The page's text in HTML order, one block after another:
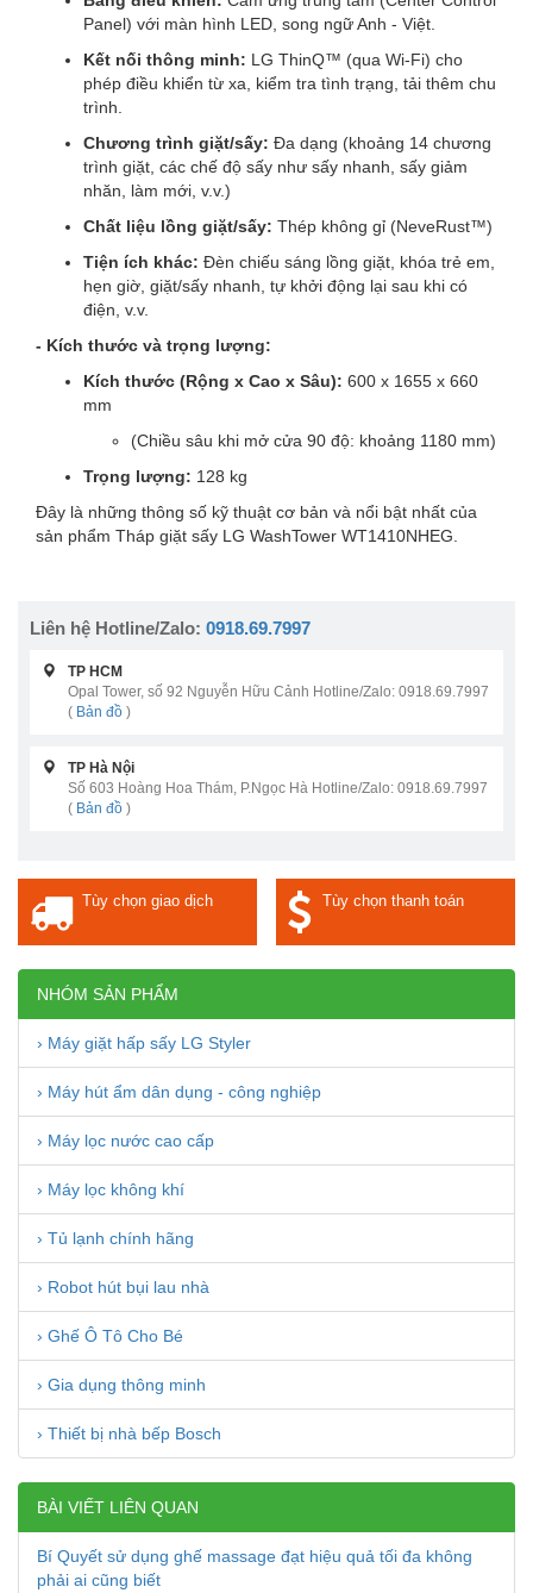
Panel) với màn hình LED, song ngữ Anh - Việt.
Kết nối thông minh: LG ThinQ™ (qua Wi-Fi) cho
phép điều khiển từ xa, kiểm tra tình trạng, tải thêm chu
trình.
Chương trình giặt/sấy: Đa dạng (khoảng 14 chương
trình giặt, các chế độ sấy như sấy nhanh, sấy giảm
nhăn, làm mới, v.v.)
Chất liệu lồng giặt/sấy: Thép không gỉ (NeveRust™)
Tiện ích khác: Đèn chiếu sáng lồng giặt, khóa trẻ em,
hẹn giờ, giặt/sấy nhanh, tự khởi động lại sau khi có
điện, v.v.
- Kích thước và trọng lượng:
Kích thước (Rộng x Cao x Sâu): 600 x 1655 x 660
mm
(Chiều sâu khi mở cửa 90 độ: khoảng 1180 mm)
Trọng lượng: 128 kg
Đây là những thông số kỹ thuật cơ bản và nổi bật nhất của
sản phẩm Tháp giặt sấy LG WashTower WT1410NHEG.
Liên hệ Hotline/Zalo: 0918.69.7997
TP HCM
Opal Tower, số 92 Nguyễn Hữu Cảnh Hotline/Zalo: 0918.69.7997
( Bản đồ )
TP Hà Nội
Số 603 Hoàng Hoa Thám, P.Ngọc Hà Hotline/Zalo: 0918.69.7997
( Bản đồ )
Tùy chọn giao dịch Tùy chọn thanh toán
NHÓM SẢN PHẨM
› Máy giặt hấp sấy LG Styler
› Máy hút ẩm dân dụng - công nghiệp
› Máy lọc nước cao cấp
› Máy lọc không khí
› Tủ lạnh chính hãng
› Robot hút bụi lau nhà
› Ghế Ô Tô Cho Bé
› Gia dụng thông minh
› Thiết bị nhà bếp Bosch
BÀI VIẾT LIÊN QUAN
Bí Quyết sử dụng ghế massage đạt hiệu quả tối đa không
phải ai cũng biết